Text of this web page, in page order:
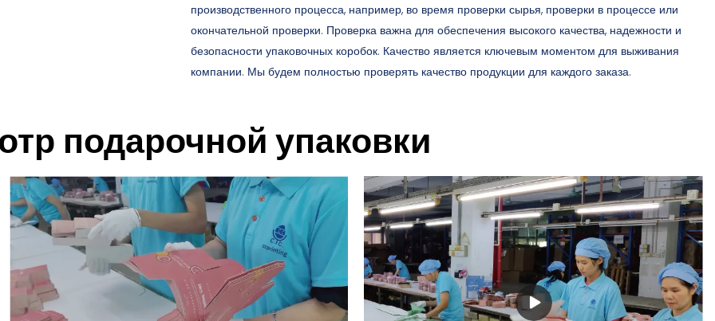
производственного процесса, например, во время проверки сырья, проверки в процессе или
окончательной проверки. Проверка важна для обеспечения высокого качества, надежности и
безопасности упаковочных коробок. Качество является ключевым моментом для выживания
компании. Мы будем полностью проверять качество продукции для каждого заказа.
подарочной упаковки